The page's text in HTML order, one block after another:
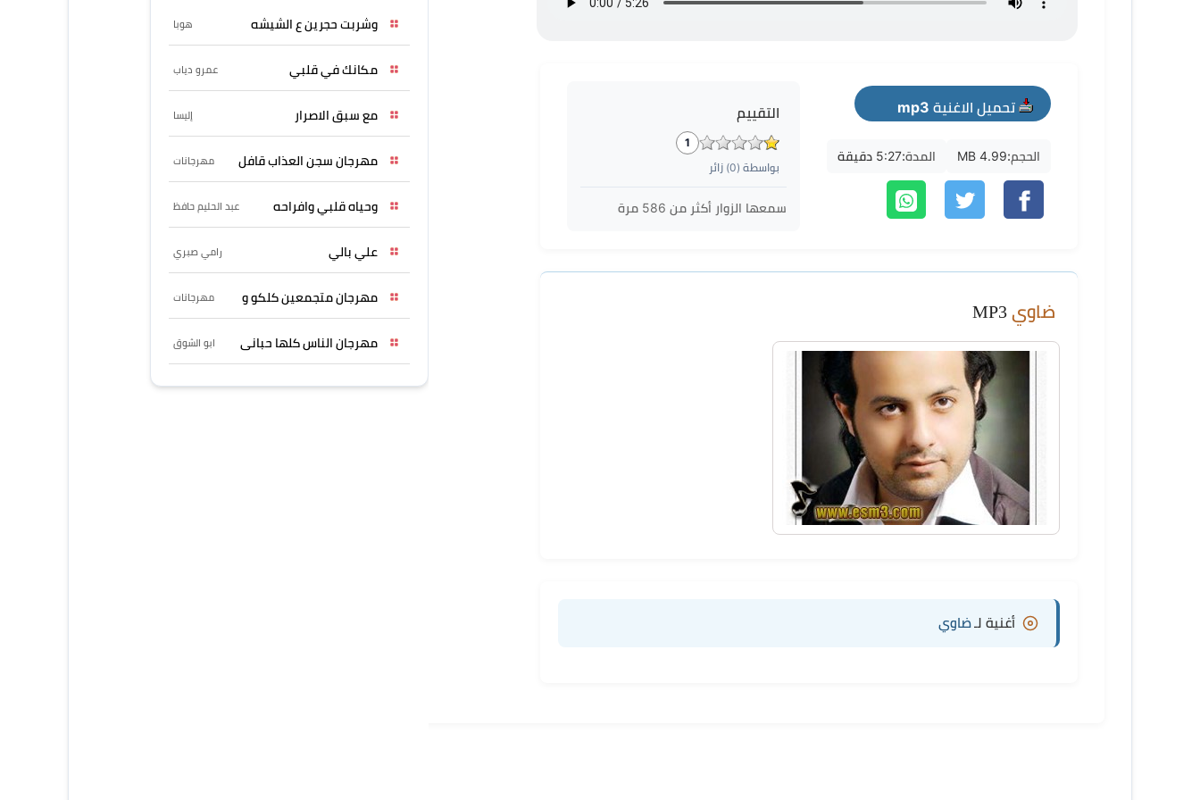
تحميل الاغنية mp3
الحجم:4.99 MB المدة:5:27 دقيقة
التقييم
1
بواسطة (0) زائر
سمعها الزوار أكثر من 586 مرة
ضاوي
أغنية لـضاوي
وشربت حجرين ع الشيشه هوبا
مكانك في قلبي عمرو دياب
مع سبق الاصرار إليسا
مهرجان سجن العذاب قافل مهرجانات
وحياه قلبي وافراحه عبد الحليم حافظ
علي بالي رامي صبري
مهرجان متجمعين كلكو و مهرجانات
مهرجان الناس كلها حبانى ابو الشوق